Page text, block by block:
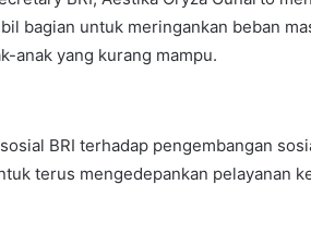
bagian untuk meringankan beban
anak yang kurang mampu.
BRI terhadap pengembangan
terus mengedepankan pelayanan